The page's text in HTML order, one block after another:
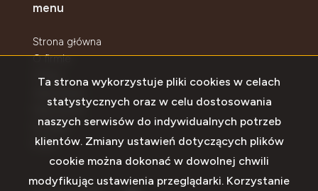
menu
Strona główna
O firmie
Oferty
Najnowsze
Kontakt
Rodo
Ta strona wykorzystuje pliki cookies w celach
statystycznych oraz w celu dostosowania
naszych serwisów do indywidualnych potrzeb
klientów. Zmiany ustawień dotyczących plików
cookie można dokonać w dowolnej chwili
modyfikując ustawienia przeglądarki. Korzystanie